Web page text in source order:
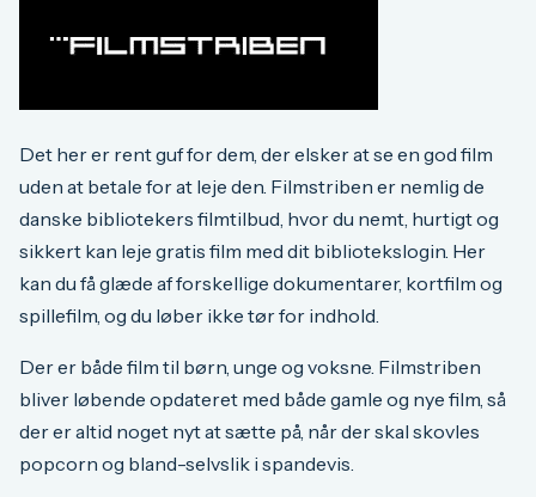
Det her er rent guf for dem, der elsker at se en god film
uden at betale for at leje den. Filmstriben er nemlig de
danske bibliotekers filmtilbud, hvor du nemt, hurtigt og
sikkert kan leje gratis film med dit bibliotekslogin. Her
kan du få glæde af forskellige dokumentarer, kortfilm og
spillefilm, og du løber ikke tør for indhold.
Der er både film til børn, unge og voksne. Filmstriben
bliver løbende opdateret med både gamle og nye film, så
der er altid noget nyt at sætte på, når der skal skovles
popcorn og bland-selvslik i spandevis.